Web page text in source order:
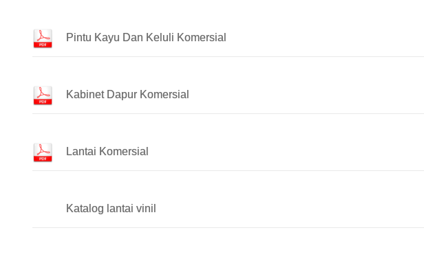
Pintu Kayu Dan Keluli Komersial
Kabinet Dapur Komersial
Lantai Komersial
Katalog lantai vinil